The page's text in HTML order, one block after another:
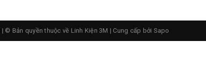
| © Bản quyền thuộc về Linh Kiện 3M | Cung cấp bởi Sapo